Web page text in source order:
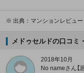
※ 出典：マンションレビュー
メドゥセルドの口コミ
2018年10月
No nameさん【